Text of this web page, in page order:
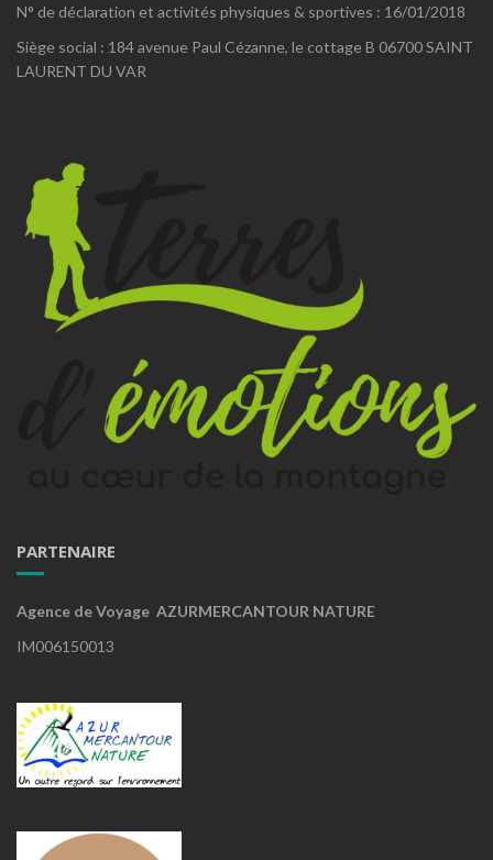
N° de déclaration et activités physiques & sportives : 16/01/2018
Siège social : 184 avenue Paul Cézanne, le cottage B 06700 SAINT
LAURENT DU VAR
PARTENAIRE
Agence de Voyage AZURMERCANTOUR NATURE
IM006150013